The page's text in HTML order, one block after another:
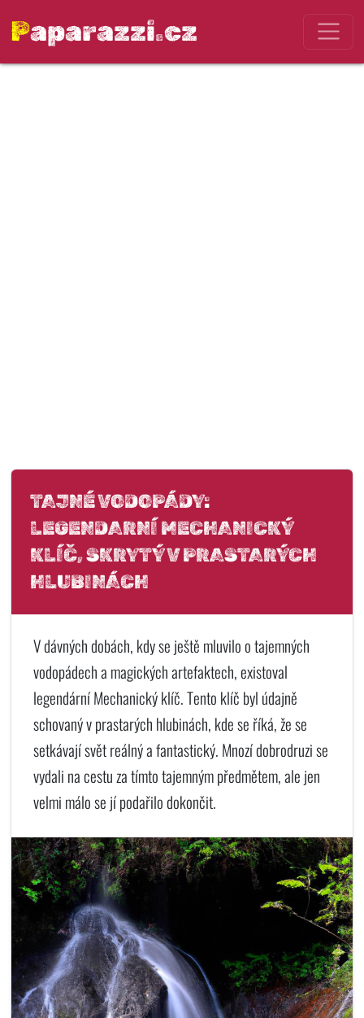
Paparazzi.cz
TAJNÉ VODOPÁDY:
LEGENDARNÍ MECHANICKÝ
KLÍČ, SKRYTÝ V PRASTARÝCH
HLUBINÁCH
V dávných dobách, kdy se ještě mluvilo o tajemných
vodopádech a magických artefaktech, existoval
legendární Mechanický klíč. Tento klíč byl údajně
schovaný v prastarých hlubinách, kde se říká, že se
setkávají svět reálný a fantastický. Mnozí dobrodruzi se
vydali na cestu za tímto tajemným předmětem, ale jen
velmi málo se jí podařilo dokončit.